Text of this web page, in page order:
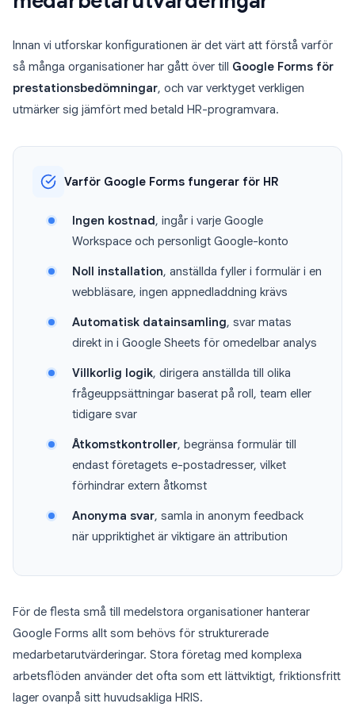
Innan vi utforskar konfigurationen är det värt att förstå varför
så många organisationer har gått över till Google Forms för
prestationsbedömningar, och var verktyget verkligen
utmärker sig jämfört med betald HR-programvara.
Varför Google Forms fungerar för HR
Ingen kostnad , ingår i varje Google
Workspace och personligt Google-konto
Noll installation, anställda fyller i formulär i en
webbläsare, ingen appnedladdning krävs
Automatisk datainsamling, svar matas
direkt in i Google Sheets för omedelbar analys
Villkorlig logik, dirigera anställda till olika
frågeuppsättningar baserat på roll, team eller
tidigare svar
Åtkomstkontroller, begränsa formulär till
endast företagets e-postadresser, vilket
förhindrar extern åtkomst
Anonyma svar, samla in anonym feedback
när uppriktighet är viktigare än attribution
För de flesta små till medelstora organisationer hanterar
Google Forms allt som behövs för strukturerade
medarbetarutvärderingar. Stora företag med komplexa
arbetsflöden använder det ofta som ett lättviktigt, friktionsfritt
lager ovanpå sitt huvudsakliga HRIS.